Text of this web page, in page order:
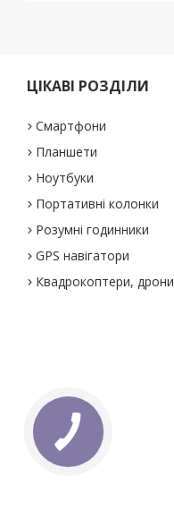
ЦІКАВІ РОЗДІЛИ
Смартфони
Планшети
Ноутбуки
Портативні колонки
Розумні годинники
GPS навігатори
Квадрокоптери, дрони